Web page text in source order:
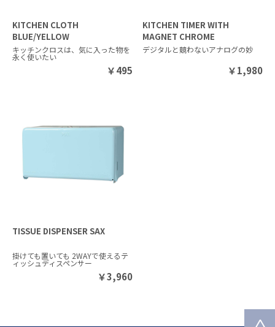
KITCHEN CLOTH
BLUE/YELLOW
キッチンクロスは、気に入った物を
永く使いたい
￥495
KITCHEN TIMER WITH
MAGNET CHROME
デジタルと競わないアナログの妙
￥1,980
TISSUE DISPENSER SAX
掛けても置いても 2WAYで使えるテ
ィッシュディスペンサー
￥3,960